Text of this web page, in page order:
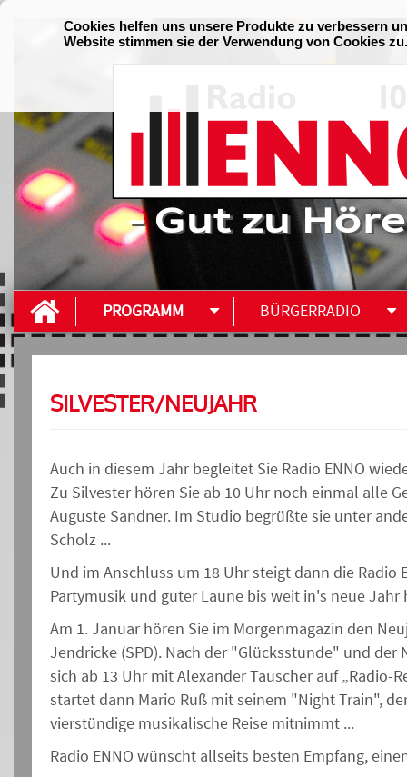
- Gut zu
PROGRAMM BÜRGERRADIO
SILVESTER/NEUJAHR
Auch in diesem Jahr begleitet Sie Radio ENNO
Zu Silvester hören Sie ab 10 Uhr noch einmal alle
Auguste Sandner. Im Studio begrüßte sie unter
Scholz ...
Und im Anschluss um 18 Uhr steigt dann die Radio
Partymusik und guter Laune bis weit in's neue Jahr
Am 1. Januar hören Sie im Morgenmagazin den
Jendricke (SPD). Nach der "Glücksstunde" und
sich ab 13 Uhr mit Alexander Tauscher auf „Radio-
startet dann Mario Ruß mit seinem "Night Train",
vierstündige musikalische Reise mitnimmt ...
Radio ENNO wünscht allseits besten Empfang,